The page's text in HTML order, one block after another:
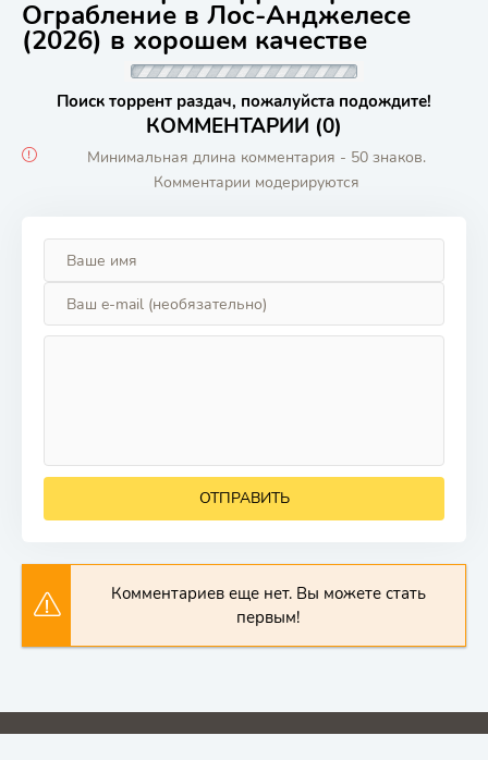
Ограбление в Лос-Анджелесе
(2026) в хорошем качестве
Поиск торрент раздач, пожалуйста подождите!
КОММЕНТАРИИ (0)
Минимальная длина комментария - 50 знаков.
Комментарии модерируются
ОТПРАВИТЬ
Комментариев еще нет. Вы можете стать
первым!